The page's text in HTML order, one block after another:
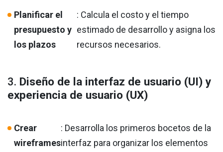
Planificar el
presupuesto y
los plazos
: Calcula el costo y el tiempo
estimado de desarrollo y asigna los
recursos necesarios.
3. Diseño de la interfaz de usuario (UI) y
experiencia de usuario (UX)
Crear
wireframes
: Desarrolla los primeros bocetos de la
interfaz para organizar los elementos